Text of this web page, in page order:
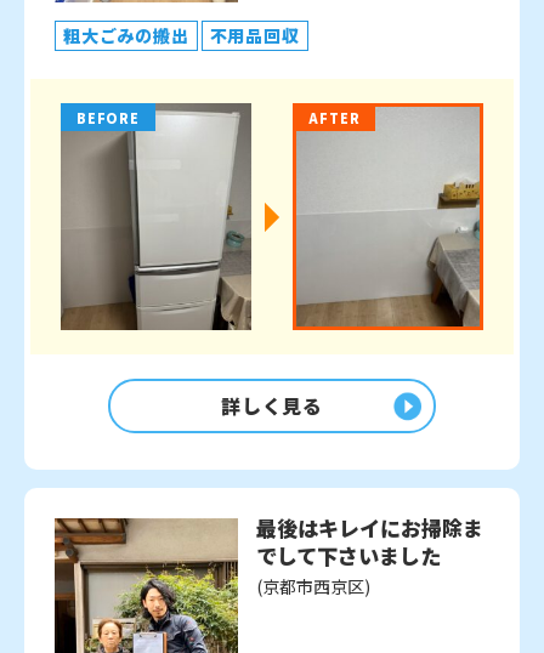
粗大ごみの搬出 不用品回収
BEFORE AFTER
詳しく見る
最後はキレイにお掃除ま
でして下さいました
(京都市西京区)